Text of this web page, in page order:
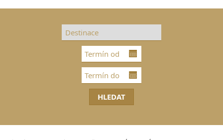
DESTINACE
GOLFOVÁ DOVOLENÁ
SKUPINOVÉ ZÁJEZDY